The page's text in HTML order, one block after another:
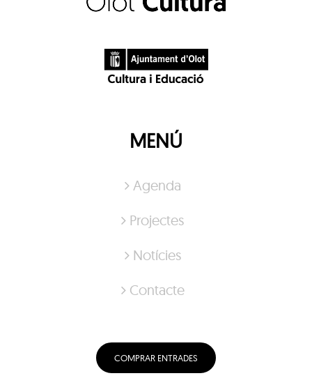
MENÚ
Agenda
Projectes
Notícies
Contacte
COMPRAR ENTRADES